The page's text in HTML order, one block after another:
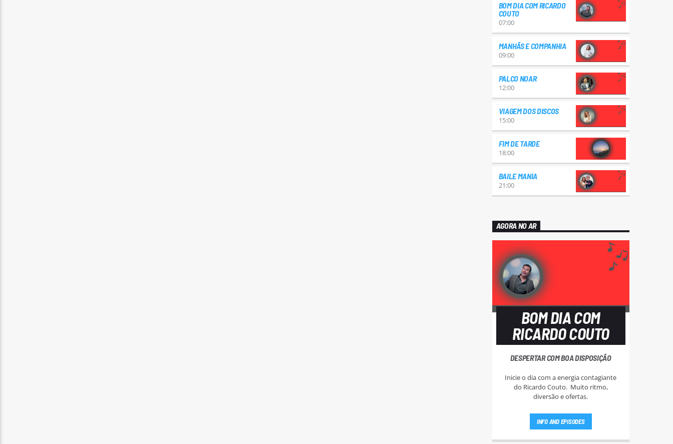
BOM DIA COM RICARDO
COUTO
07:00
MANHÃS E COMPANHIA
09:00
PALCO NOAR
12:00
VIAGEM DOS DISCOS
15:00
FIM DE TARDE
18:00
BAILE MANIA
21:00
AGORA NO AR
BOM DIA COM
RICARDO COUTO
DESPERTAR COM BOA DISPOSIÇÃO
Inicie o dia com a energia contagiante
do Ricardo Couto. Muito ritmo,
diversão e ofertas.
INFO AND EPISODES